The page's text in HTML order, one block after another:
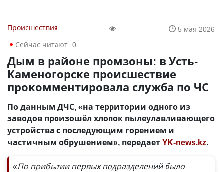
Происшествия
5 мая 2026
Сейчас читают: 0
Дым в районе промзоны: в Усть-
Каменогорске происшествие
прокомментировала служба по ЧС
По данным ДЧС, «на территории одного из
заводов произошёл хлопок пылеулавливающего
устройства с последующим горением и
частичным обрушением», передаетYK-news.kz.
«По прибытии первых подразделений было